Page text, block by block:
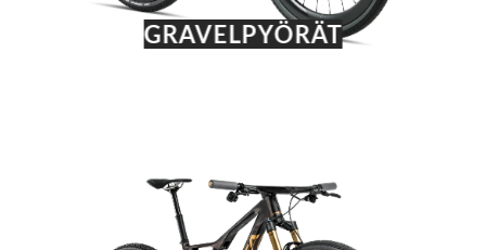
GRAVELPYÖRÄT